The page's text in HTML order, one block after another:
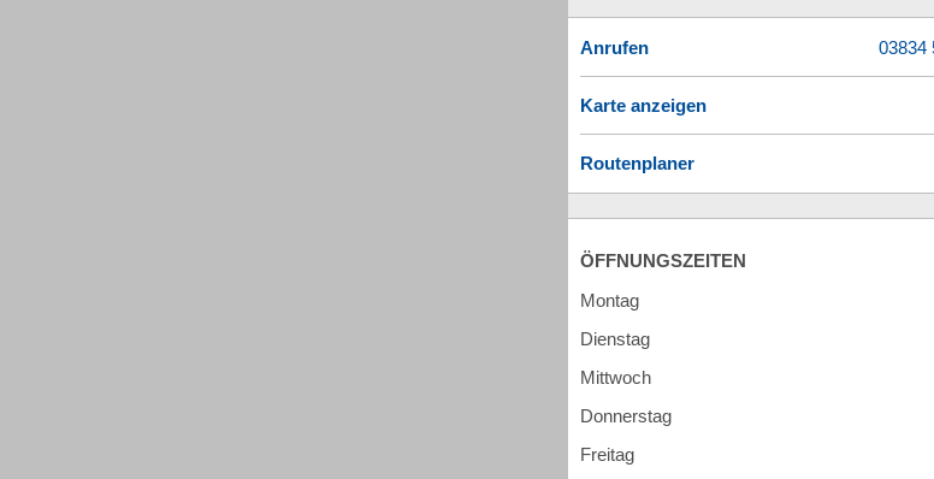
Anrufen
Karte anzeigen
Routenplaner
ÖFFNUNGSZEITEN
Montag
Dienstag
Mittwoch
Donnerstag
Freitag